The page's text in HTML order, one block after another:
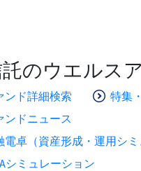
のウエルス
ンド詳細検索
特集
ンドニュース
電卓（資産形成・運用シミ
シミュレーション